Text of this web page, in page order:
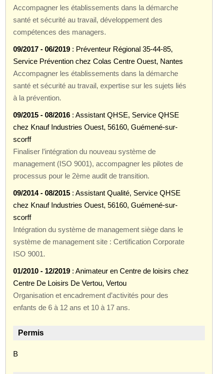
Accompagner les établissements dans la démarche
santé et sécurité au travail, développement des
compétences des managers.
09/2017 - 06/2019 : Préventeur Régional 35-44-85,
Service Prévention chez Colas Centre Ouest, Nantes
Accompagner les établissements dans la démarche
santé et sécurité au travail, expertise sur les sujets liés
à la prévention.
09/2015 - 08/2016 : Assistant QHSE, Service QHSE
chez Knauf Industries Ouest, 56160, Guémené-sur-
scorff
Finaliser l’intégration du nouveau système de
management (ISO 9001), accompagner les pilotes de
processus pour le 2ème audit de transition.
09/2014 - 08/2015 : Assistant Qualité, Service QHSE
chez Knauf Industries Ouest, 56160, Guémené-sur-
scorff
Intégration du système de management siège dans le
système de management site : Certification Corporate
ISO 9001.
01/2010 - 12/2019 : Animateur en Centre de loisirs chez
Centre De Loisirs De Vertou, Vertou
Organisation et encadrement d’activités pour des
enfants de 6 à 12 ans et 10 à 17 ans.
Permis
B